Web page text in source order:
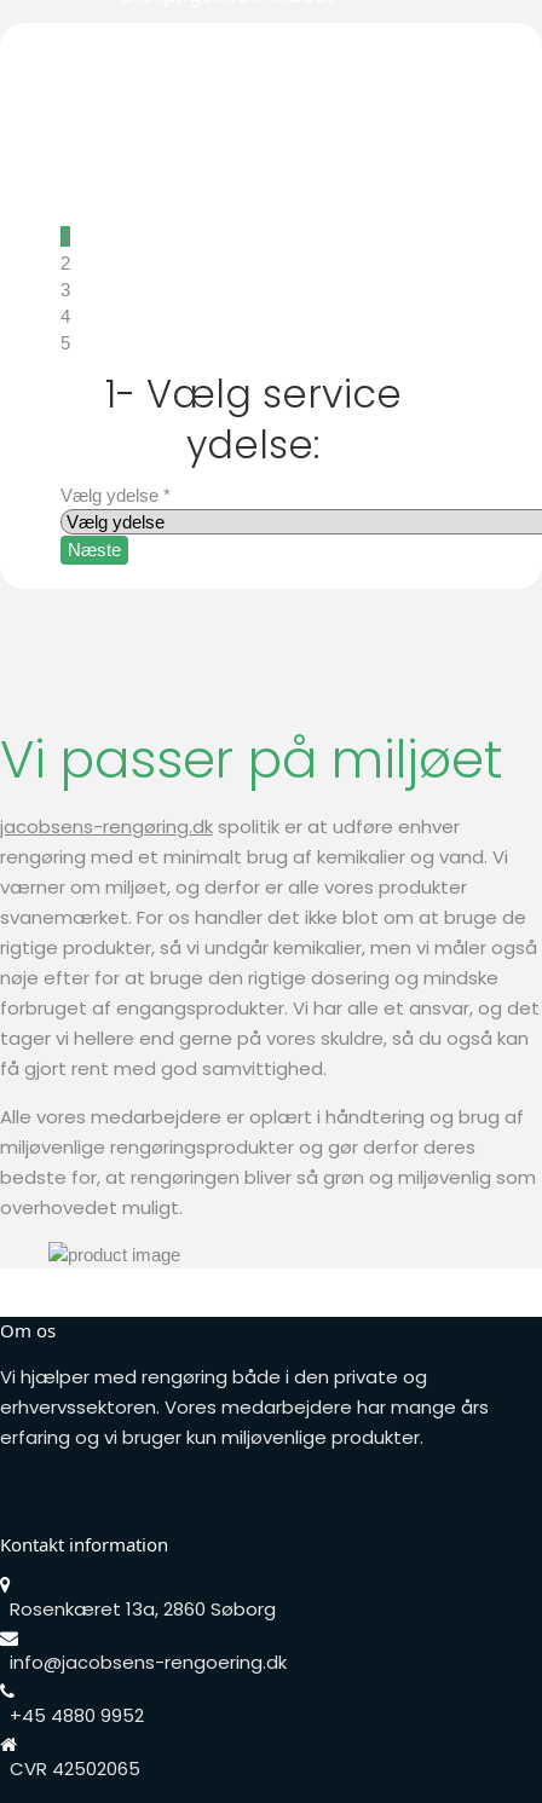
1
2
3
4
5
1- Vælg service
ydelse:
Vælg ydelse *
Næste
Vi passer på miljøet
jacobsens-rengøring.dkspolitik er at udføre enhver
rengøring med et minimalt brug af kemikalier og vand. Vi
værner om miljøet, og derfor er alle vores produkter
svanemærket. For os handler det ikke blot om at bruge de
rigtige produkter, så vi undgår kemikalier, men vi måler også
nøje efter for at bruge den rigtige dosering og mindske
forbruget af engangsprodukter. Vi har alle et ansvar, og det
tager vi hellere end gerne på vores skuldre, så du også kan
få gjort rent med god samvittighed.
Alle vores medarbejdere er oplært i håndtering og brug af
miljøvenlige rengøringsprodukter og gør derfor deres
bedste for, at rengøringen bliver så grøn og miljøvenlig som
overhovedet muligt.
Om os
Vi hjælper med rengøring både i den private og
erhvervssektoren. Vores medarbejdere har mange års
erfaring og vi bruger kun miljøvenlige produkter.
Kontakt information
Rosenkæret 13a, 2860 Søborg
info@jacobsens-rengoering.dk
+45 4880 9952
CVR 42502065